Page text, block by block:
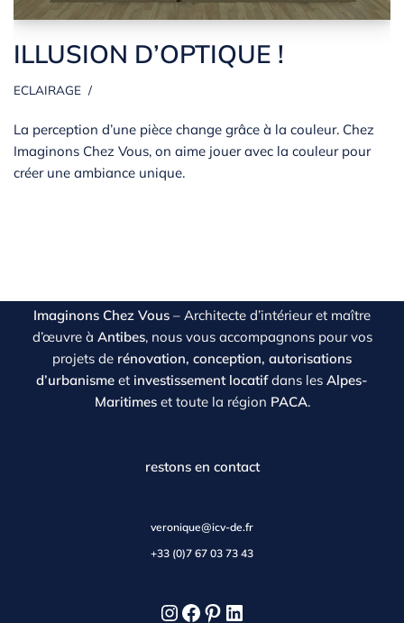
ILLUSION D’OPTIQUE !
ECLAIRAGE
La perception d’une pièce change grâce à la couleur. Chez
Imaginons Chez Vous, on aime jouer avec la couleur pour
créer une ambiance unique.
Imaginons Chez Vous – Architecte d’intérieur et maître
d’œuvre à Antibes, nous vous accompagnons pour vos
projets de rénovation, conception, autorisations
d’urbanisme et investissement locatifdans les Alpes-
Maritimeset toute la région PACA.
restons en contact
veronique@icv-de.fr
+33 (0)7 67 03 73 43